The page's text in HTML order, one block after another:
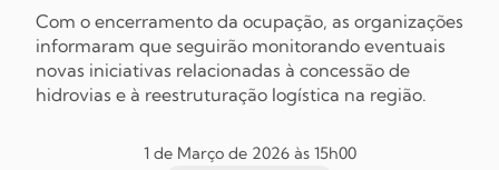
Com o encerramento da ocupação, as organizações
informaram que seguirão monitorando eventuais
novas iniciativas relacionadas à concessão de
hidrovias e à reestruturação logística na região.
1 de Março de 2026 às 15h00